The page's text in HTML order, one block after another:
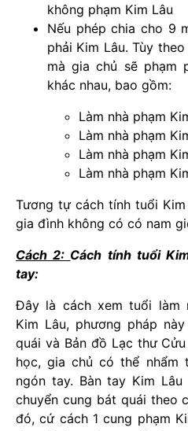
không phạm Kim Lâu
Nếu phép chia cho 9
phải Kim Lâu. Tùy
mà gia chủ sẽ phạm
khác nhau, bao gồm:
Làm nhà phạm
Làm nhà phạm
Làm nhà phạm
Làm nhà phạm
Tương tự cách tính tuổi
gia đình không có có nam
Cách 2: Cách tính tuổi
tay:
Đây là cách xem tuổi làm
Kim Lâu, phương pháp
quái và Bản đồ Lạc thư
học, gia chủ có thể nhẩm
ngón tay. Bàn tay Kim
chuyển cung bát quái theo
đó, cứ cách 1 cung phạm